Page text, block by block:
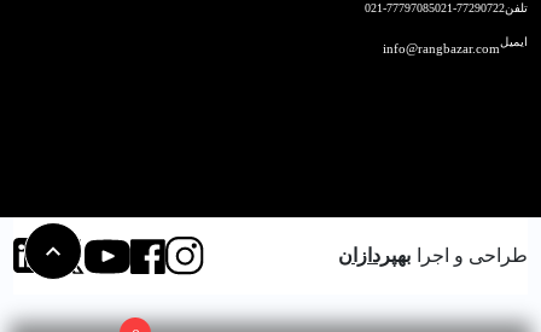
تلفن021-77290722
021-77797085
ایمیلinfo@rangbazar.com
طراحی و اجرا بهپردازان